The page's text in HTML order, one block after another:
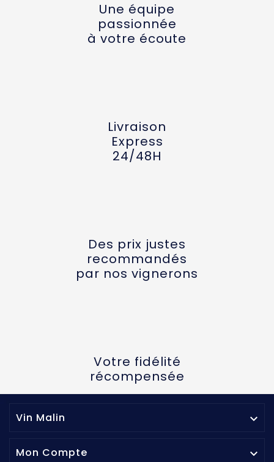
Une équipe
passionnée
à votre écoute
Livraison
Express
24/48H
Des prix justes
recommandés
par nos vignerons
Votre fidélité
récompensée
Vin Malin 
Mon Compte 